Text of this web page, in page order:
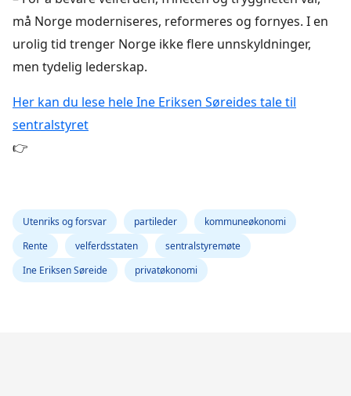
må Norge moderniseres, reformeres og fornyes. I en
urolig tid trenger Norge ikke flere unnskyldninger,
men tydelig lederskap.
Her kan du lese hele Ine Eriksen Søreides tale til
sentralstyret
👉
Utenriks og forsvar partileder
kommuneøkonomi
Rente
velferdsstaten
sentralstyremøte
Ine Eriksen Søreide
privatøkonomi